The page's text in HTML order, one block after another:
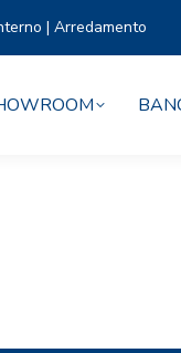
| Arredamento